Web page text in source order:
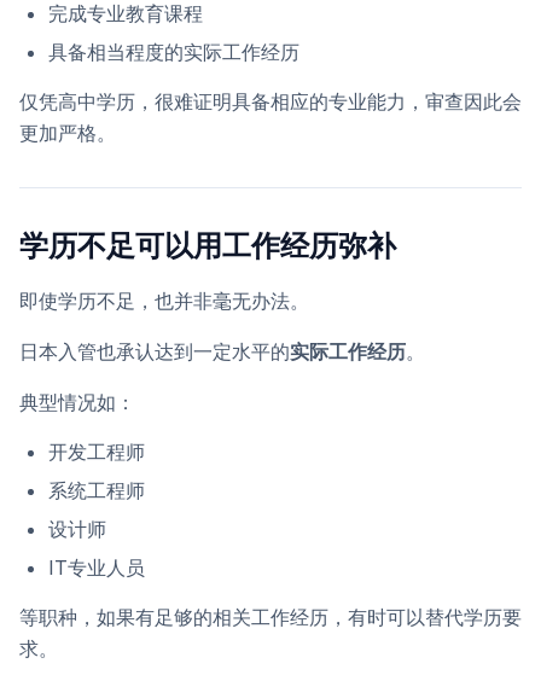
完成专业教育课程
具备相当程度的实际工作经历
仅凭高中学历，很难证明具备相应的专业能力，审查因此会
更加严格。
学历不足可以用工作经历弥补
即使学历不足，也并非毫无办法。
日本入管也承认达到一定水平的实际工作经历。
典型情况如：
开发工程师
系统工程师
设计师
IT专业人员
等职种，如果有足够的相关工作经历，有时可以替代学历要
求。